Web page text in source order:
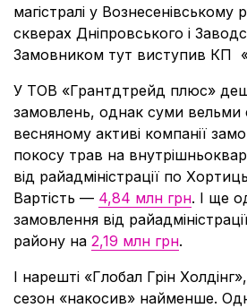
магістралі у Вознесенівському
скверах Дніпровського і
Замовником тут виступив КП
У ТОВ «Грантдтрейд плюс»
замовлень, однак суми вельми
весняному активі компанії
покосу трав на
від райадміністрації по
Вартість — 4,84 млн грн. І ще
замовлення від
району на 2,19 млн грн.
І нарешті «Глобал Грін
сезон «накосив» найменше.